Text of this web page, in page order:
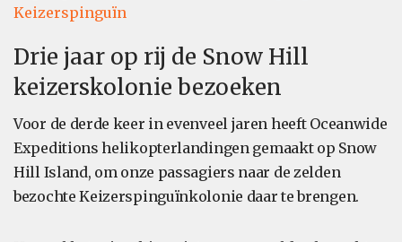
Keizerspinguïn
Drie jaar op rij de Snow Hill
keizerskolonie bezoeken
Voor de derde keer in evenveel jaren heeft Oceanwide
Expeditions helikopterlandingen gemaakt op Snow
Hill Island, om onze passagiers naar de zelden
bezochte Keizerspinguïnkolonie daar te brengen.